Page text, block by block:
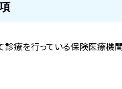
療を行っている保険医療機関